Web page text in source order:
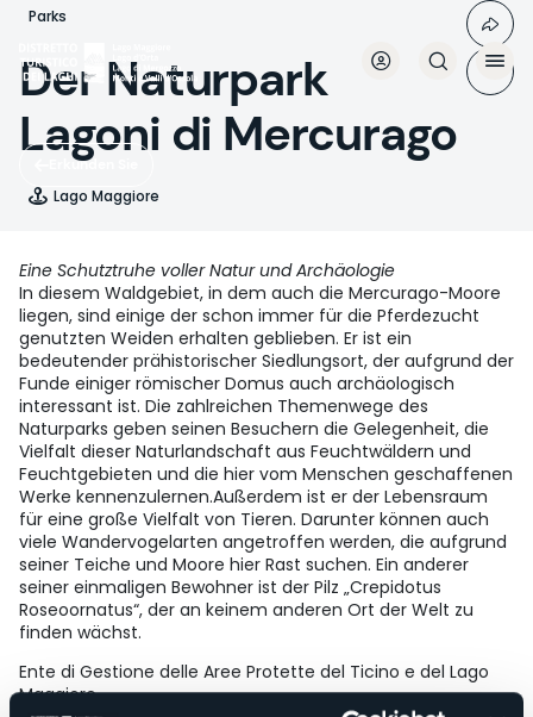
Direkt
Inhalt
Erkunden Sie
Parks
Der Naturpark
Lagoni di Mercurago
Lago Maggiore
Eine Schutztruhe voller Natur und Archäologie
In diesem Waldgebiet, in dem auch die Mercurago-Moore
liegen, sind einige der schon immer für die Pferdezucht
genutzten Weiden erhalten geblieben. Er ist ein
bedeutender prähistorischer Siedlungsort, der aufgrund der
Funde einiger römischer Domus auch archäologisch
interessant ist. Die zahlreichen Themenwege des
Naturparks geben seinen Besuchern die Gelegenheit, die
Vielfalt dieser Naturlandschaft aus Feuchtwäldern und
Feuchtgebieten und die hier vom Menschen geschaffenen
Werke kennenzulernen.Außerdem ist er der Lebensraum
für eine große Vielfalt von Tieren. Darunter können auch
viele Wandervogelarten angetroffen werden, die aufgrund
seiner Teiche und Moore hier Rast suchen. Ein anderer
seiner einmaligen Bewohner ist der Pilz „Crepidotus
Roseoornatus“, der an keinem anderen Ort der Welt zu
finden wächst.
Ente di Gestione delle Aree Protette del Ticino e del Lago
Maggiore